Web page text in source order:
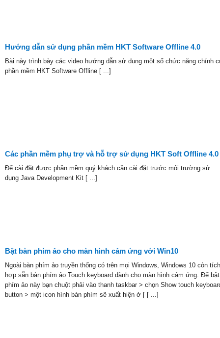
Hướng dẫn sử dụng phần mềm HKT Software Offline 4.0
Bài này trình bày các video hướng dẫn sử dụng một số chức năng chính
phần mềm HKT Software Offline [ ...]
Các phần mềm phụ trợ và hỗ trợ sử dụng HKT Soft Offline 4.0
Để cài đặt được phần mềm quý khách cần cài đặt trước môi trường sử
dụng Java Development Kit [ ...]
Bật bàn phím ảo cho màn hình cảm ứng với Win10
Ngoài bàn phím ảo truyền thống có trên mọi Windows, Windows 10 còn tích
hợp sẵn bàn phím ảo Touch keyboard dành cho màn hình cảm ứng. Để
phím ảo này bạn chuột phải vào thanh taskbar > chọn Show touch
button > một icon hình bàn phím sẽ xuất hiện ở [ [ ...]